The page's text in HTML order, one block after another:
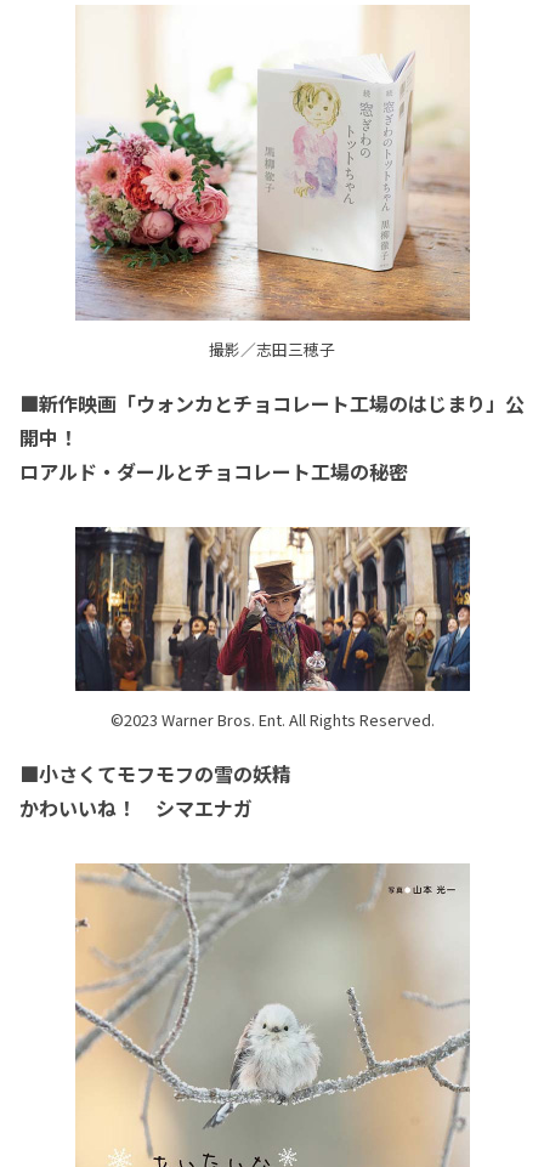
撮影／志田三穂子
■新作映画「ウォンカとチョコレート工場のはじまり」公
開中！
ロアルド・ダールとチョコレート工場の秘密
©2023 Warner Bros. Ent. All Rights Reserved.
■小さくてモフモフの雪の妖精
かわいいね！ シマエナガ